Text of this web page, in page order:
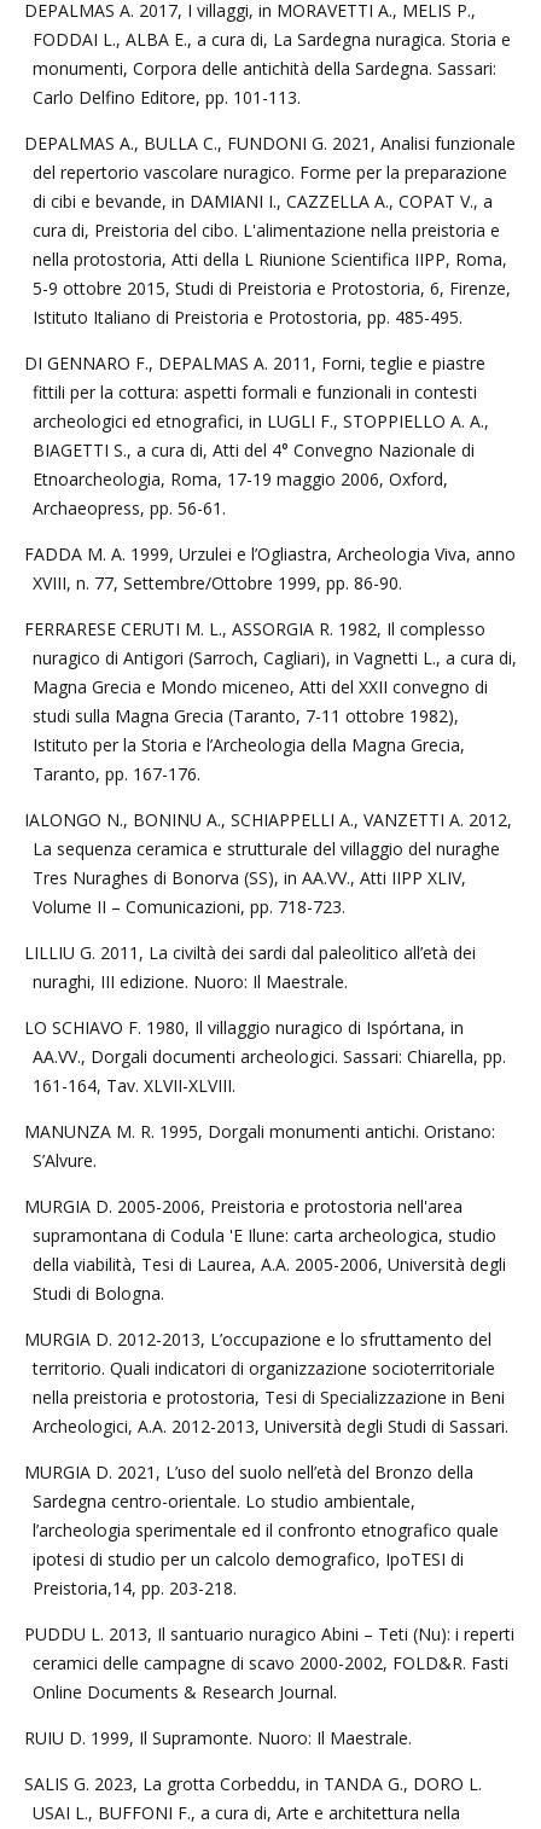
DEPALMAS A. 2017, I villaggi, in MORAVETTI A., MELIS P.,
FODDAI L., ALBA E., a cura di, La Sardegna nuragica. Storia e
monumenti, Corpora delle antichità della Sardegna. Sassari:
Carlo Delfino Editore, pp. 101-113.
DEPALMAS A., BULLA C., FUNDONI G. 2021, Analisi funzionale
del repertorio vascolare nuragico. Forme per la preparazione
di cibi e bevande, in DAMIANI I., CAZZELLA A., COPAT V., a
cura di, Preistoria del cibo. L'alimentazione nella preistoria e
nella protostoria, Atti della L Riunione Scientifica IIPP, Roma,
5-9 ottobre 2015, Studi di Preistoria e Protostoria, 6, Firenze,
Istituto Italiano di Preistoria e Protostoria, pp. 485-495.
DI GENNARO F., DEPALMAS A. 2011, Forni, teglie e piastre
fittili per la cottura: aspetti formali e funzionali in contesti
archeologici ed etnografici, in LUGLI F., STOPPIELLO A. A.,
BIAGETTI S., a cura di, Atti del 4° Convegno Nazionale di
Etnoarcheologia, Roma, 17-19 maggio 2006, Oxford,
Archaeopress, pp. 56-61.
FADDA M. A. 1999, Urzulei e l’Ogliastra, Archeologia Viva, anno
XVIII, n. 77, Settembre/Ottobre 1999, pp. 86-90.
FERRARESE CERUTI M. L., ASSORGIA R. 1982, Il complesso
nuragico di Antigori (Sarroch, Cagliari), in Vagnetti L., a cura di,
Magna Grecia e Mondo miceneo, Atti del XXII convegno di
studi sulla Magna Grecia (Taranto, 7-11 ottobre 1982),
Istituto per la Storia e l’Archeologia della Magna Grecia,
Taranto, pp. 167-176.
IALONGO N., BONINU A., SCHIAPPELLI A., VANZETTI A. 2012,
La sequenza ceramica e strutturale del villaggio del nuraghe
Tres Nuraghes di Bonorva (SS), in AA.VV., Atti IIPP XLIV,
Volume II – Comunicazioni, pp. 718-723.
LILLIU G. 2011, La civiltà dei sardi dal paleolitico all’età dei
nuraghi, III edizione. Nuoro: Il Maestrale.
LO SCHIAVO F. 1980, Il villaggio nuragico di Ispórtana, in
AA.VV., Dorgali documenti archeologici. Sassari: Chiarella, pp.
161-164, Tav. XLVII-XLVIII.
MANUNZA M. R. 1995, Dorgali monumenti antichi. Oristano:
S’Alvure.
MURGIA D. 2005-2006, Preistoria e protostoria nell'area
supramontana di Codula 'E Ilune: carta archeologica, studio
della viabilità, Tesi di Laurea, A.A. 2005-2006, Università degli
Studi di Bologna.
MURGIA D. 2012-2013, L’occupazione e lo sfruttamento del
territorio. Quali indicatori di organizzazione socioterritoriale
nella preistoria e protostoria, Tesi di Specializzazione in Beni
Archeologici, A.A. 2012-2013, Università degli Studi di Sassari.
MURGIA D. 2021, L’uso del suolo nell’età del Bronzo della
Sardegna centro-orientale. Lo studio ambientale,
l’archeologia sperimentale ed il confronto etnografico quale
ipotesi di studio per un calcolo demografico, IpoTESI di
Preistoria,14, pp. 203-218.
PUDDU L. 2013, Il santuario nuragico Abini – Teti (Nu): i reperti
ceramici delle campagne di scavo 2000-2002, FOLD&R. Fasti
Online Documents & Research Journal.
RUIU D. 1999, Il Supramonte. Nuoro: Il Maestrale.
SALIS G. 2023, La grotta Corbeddu, in TANDA G., DORO L.
USAI L., BUFFONI F., a cura di, Arte e architettura nella